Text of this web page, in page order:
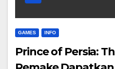
GAMES INFO
Prince of Persia: